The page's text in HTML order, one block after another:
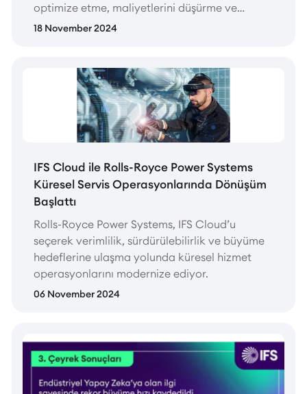
optimize etme, maliyetlerini düşürme ve
müşteri beklentilerini karşılama konusunda
18 November 2024
IFS Cloud ile Rolls-Royce Power Systems
Küresel Servis Operasyonlarında Dönüşüm
Başlattı
Rolls-Royce Power Systems, IFS Cloud’u
seçerek verimlilik, sürdürülebilirlik ve büyüme
hedeflerine ulaşma yolunda küresel hizmet
operasyonlarını modernize ediyor.
06 November 2024